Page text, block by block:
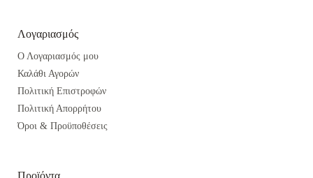
Λογαριασμός
Ο Λογαριασμός μου
Καλάθι Αγορών
Πολιτική Επιστροφών
Πολιτική Απορρήτου
Όροι & Προϋποθέσεις